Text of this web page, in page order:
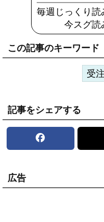
毎週じっくり読
今スグ読
この記事のキーワード
受注
記事をシェアする
広告